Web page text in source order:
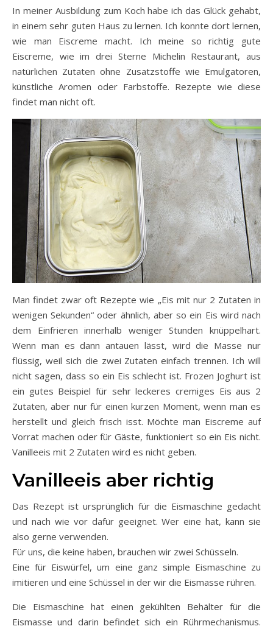
In meiner Ausbildung zum Koch habe ich das Glück gehabt,
in einem sehr guten Haus zu lernen. Ich konnte dort lernen,
wie man Eiscreme macht. Ich meine so richtig gute
Eiscreme, wie im drei Sterne Michelin Restaurant, aus
natürlichen Zutaten ohne Zusatzstoffe wie Emulgatoren,
künstliche Aromen oder Farbstoffe. Rezepte wie diese
findet man nicht oft.
Man findet zwar oft Rezepte wie „Eis mit nur 2 Zutaten in
wenigen Sekunden“ oder ähnlich, aber so ein Eis wird nach
dem Einfrieren innerhalb weniger Stunden knüppelhart.
Wenn man es dann antauen lässt, wird die Masse nur
flüssig, weil sich die zwei Zutaten einfach trennen. Ich will
nicht sagen, dass so ein Eis schlecht ist. Frozen Joghurt ist
ein gutes Beispiel für sehr leckeres cremiges Eis aus 2
Zutaten, aber nur für einen kurzen Moment, wenn man es
herstellt und gleich frisch isst. Möchte man Eiscreme auf
Vorrat machen oder für Gäste, funktioniert so ein Eis nicht.
Vanilleeis mit 2 Zutaten wird es nicht geben.
Vanilleeis aber richtig
Das Rezept ist ursprünglich für die Eismaschine gedacht
und nach wie vor dafür geeignet. Wer eine hat, kann sie
also gerne verwenden.
Für uns, die keine haben, brauchen wir zwei Schüsseln.
Eine für Eiswürfel, um eine ganz simple Eismaschine zu
imitieren und eine Schüssel in der wir die Eismasse rühren.
Die Eismaschine hat einen gekühlten Behälter für die
Eismasse und darin befindet sich ein Rührmechanismus.